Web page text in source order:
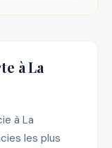
à La
à La
les plus